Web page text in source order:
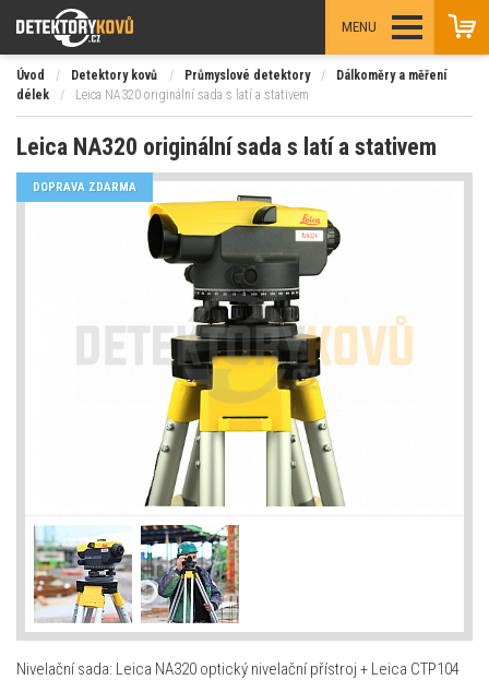
MENU
Úvod / Detektory kovů / Průmyslové detektory /
Dálkoměry a měření
délek
/ Leica NA320 originální sada s latí a stativem
Leica NA320 originální sada s latí a stativem
DOPRAVA ZDARMA
Nivelační sada: Leica NA320 optický nivelační přístroj + Leica CTP104